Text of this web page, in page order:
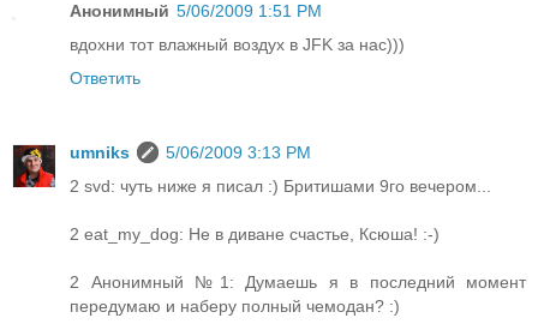
Анонимный 5/06/2009 1:51 PM
вдохни тот влажный воздух в JFK за нас)))
Ответить
umniks
5/06/2009 3:13 PM
2 svd: чуть ниже я писал :) Бритишами 9го вечером...
2 eat_my_dog: Не в диване счастье, Ксюша! :-)
2 Анонимный №1: Думаешь я в последний момент
передумаю и наберу полный чемодан? :)